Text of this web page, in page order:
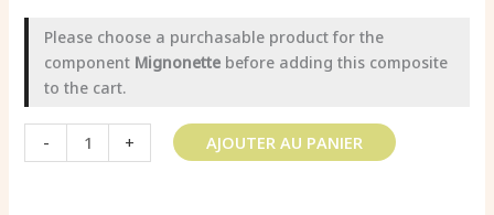
Basilic
Please choose a purchasable product for the
component Mignonette before adding this composite
to the cart.
-
quantité
de
+ AJOUTER AU PANIER